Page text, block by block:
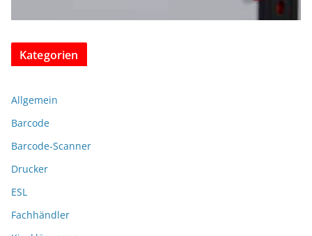
Kategorien
Allgemein
Barcode
Barcode-Scanner
Drucker
ESL
Fachhändler